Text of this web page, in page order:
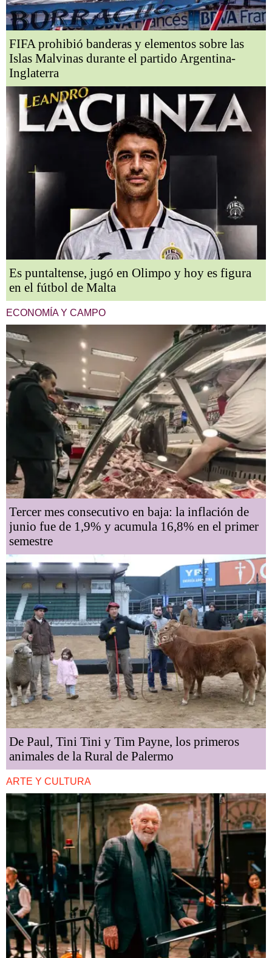
FIFA prohibió banderas y elementos sobre las
Islas Malvinas durante el partido Argentina-
Inglaterra
Es puntaltense, jugó en Olimpo y hoy es figura
en el fútbol de Malta
ECONOMÍA Y CAMPO
Tercer mes consecutivo en baja: la inflación de
junio fue de 1,9% y acumula 16,8% en el primer
semestre
De Paul, Tini Tini y Tim Payne, los primeros
animales de la Rural de Palermo
ARTE Y CULTURA